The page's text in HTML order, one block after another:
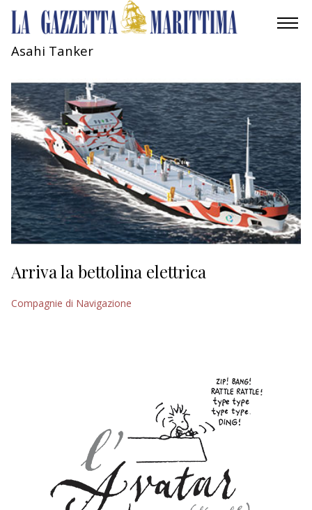
MOBILITÀ
INDUSTRIA
RICERCA
ECONOMIA
TURISMO
CULTURA
NAUTICA
Asahi Tanker
Arriva la bettolina elettrica
Compagnie di Navigazione